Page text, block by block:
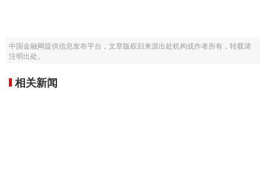
中国金融网提供信息发布平台，文章版权归来源出处机构或作者所有，转载请
注明出处。
相关新闻